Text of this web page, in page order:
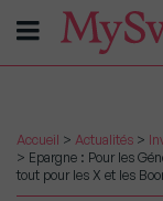
Accueil > Actualités >
> Epargne : Pour les
tout pour les X et les